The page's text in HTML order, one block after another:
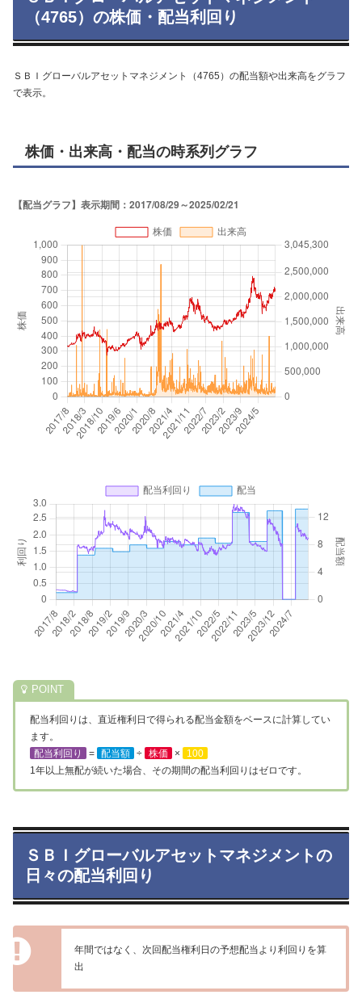
（4765）の株価・配当利回り
ＳＢＩグローバルアセットマネジメント（4765）の配当額や出来高をグラフ
で表示。
株価・出来高・配当の時系列グラフ
配当利回りは、直近権利日で得られる配当金額をベースに計算してい
ます。
配当利回り
= 配当額 ÷ 株価 ×
100
1年以上無配が続いた場合、その期間の配当利回りはゼロです。
ＳＢＩグローバルアセットマネジメントの
日々の配当利回り
年間ではなく、次回配当権利日の予想配当より利回りを算
出